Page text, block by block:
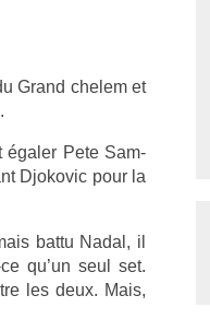
Grand chelem et
égaler Pete Sam­
Djokovic pour la
battu Nadal, il
qu’un seul set.
les deux. Mais,